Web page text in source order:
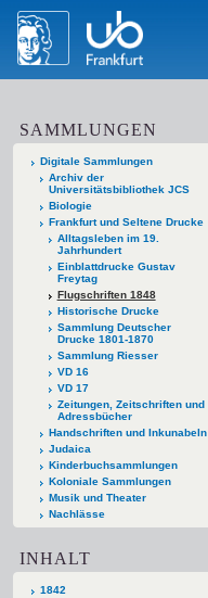
SAMMLUNGEN
Digitale Sammlungen
Archiv der
Universitätsbibliothek JCS
Biologie
Frankfurt und Seltene Drucke
Alltagsleben im 19.
Jahrhundert
Einblattdrucke Gustav
Freytag
Flugschriften 1848
Historische Drucke
Sammlung Deutscher
Drucke 1801-1870
Sammlung Riesser
VD 16
VD 17
Zeitungen, Zeitschriften und
Adressbücher
Handschriften und Inkunabeln
Judaica
Kinderbuchsammlungen
Koloniale Sammlungen
Musik und Theater
Nachlässe
INHALT
1842